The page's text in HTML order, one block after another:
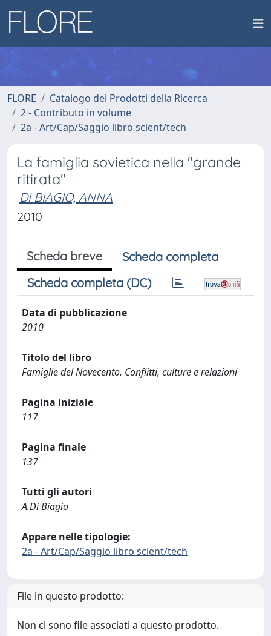
FLORE
Catalogo dei Prodotti della Ricerca
2 - Contributo in volume
2a - Art/Cap/Saggio libro scient/tech
La famiglia sovietica nella "grande
ritirata"
DI BIAGIO, ANNA
2010
Scheda breve
Scheda completa
Scheda completa (DC)
Data di pubblicazione
2010
Titolo del libro
Famiglie del Novecento. Conflitti, culture e relazioni
Pagina iniziale
117
Pagina finale
137
Tutti gli autori
A.Di Biagio
Appare nelle tipologie:
2a - Art/Cap/Saggio libro scient/tech
File in questo prodotto:
Non ci sono file associati a questo prodotto.